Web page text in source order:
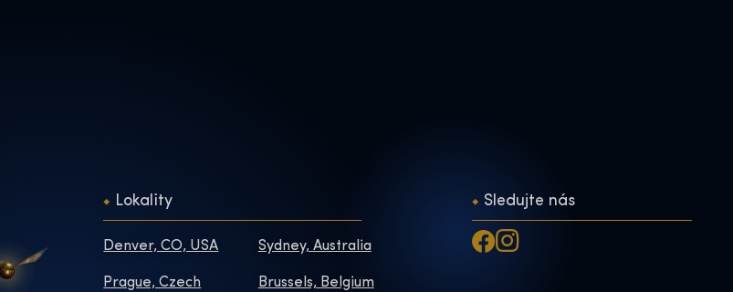
Lokality
Denver, CO, USA Sydney, Australia
Prague, Czech
Brussels, Belgium
Sledujte nás